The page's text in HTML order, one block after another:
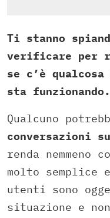
Ti stanno
verificare per
se c’è
sta funzionando.
Qualcuno
conversazioni su
renda nemmeno
molto semplice
utenti sono
situazione e